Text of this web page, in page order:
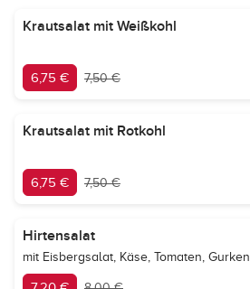
Krautsalat mit Weißkohl
6,75 € 7,50 €
Krautsalat mit Rotkohl
6,75 € 7,50 €
Hirtensalat
mit Eisbergsalat, Käse, Tomaten, Gurken